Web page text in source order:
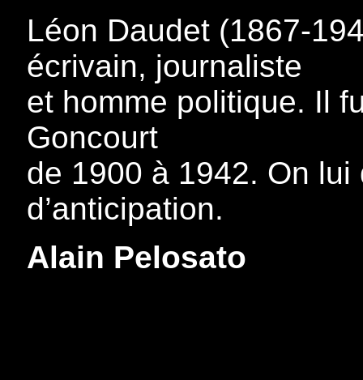
Léon Daudet (1867-
écrivain, journaliste
et homme politique. Il
Goncourt
de 1900 à 1942. On
d’anticipation.
Alain Pelosato